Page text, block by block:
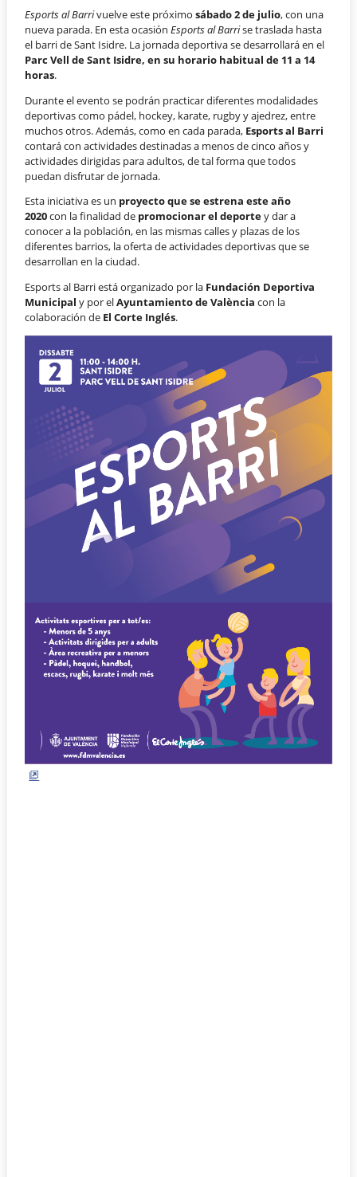
Esports al Barrivuelve este próximosábado 2 de julio, con una
nueva parada. En esta ocasiónEsports al Barrise traslada hasta
el barri de Sant Isidre. La jornada deportiva se desarrollará en el
Parc Vell de Sant Isidre, en su horario habitual de 11 a 14
horas.
Durante el evento se podrán practicar diferentes modalidades
deportivas como pádel, hockey, karate, rugby y ajedrez, entre
muchos otros. Además, como en cada parada, Esports al Barri
contará con actividades destinadas a menos de cinco años y
actividades dirigidas para adultos, de tal forma que todos
puedan disfrutar de jornada.
Esta iniciativa es un proyecto que se estrena este año
2020con la finalidad de promocionar el deportey dar a
conocer a la población, en las mismas calles y plazas de los
diferentes barrios, la oferta de actividades deportivas que se
desarrollan en la ciudad.
Esports al Barri está organizado por la Fundación Deportiva
Municipal y por elAyuntamiento de València con la
colaboración de El Corte Inglés.